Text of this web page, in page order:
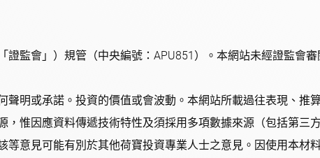
監會」）規管（中央編號：APU851）。本網站未經證監會審
明或承諾。投資的價值或會波動。本網站所載過往表現、推
惟因應資料傳遞技術特性及須採用多項數據來源（包括第三
意見可能有別於其他荷寶投資專業人士之意見。因使用本材